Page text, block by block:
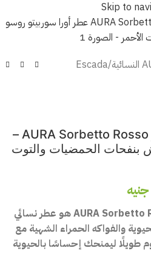
Skip to
/
Escada
عطر أورا سوربيتو روسو AURA Sorbetto Rosso –
الحمضيات والتوت
جنيه
عطر أورا سوربيتو روسو AURA Sorbetto Rosso هو عطر نسائي
والفواكه الحمراء الشهية مع
طويلًا ليمنحك إحساسًا بالحيوية